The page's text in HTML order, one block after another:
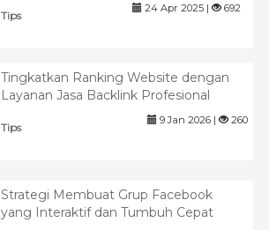
Tips
24 Apr 2025 | 692
Tingkatkan Ranking Website dengan
Layanan Jasa Backlink Profesional
Tips
9 Jan 2026 | 260
Strategi Membuat Grup Facebook
yang Interaktif dan Tumbuh Cepat